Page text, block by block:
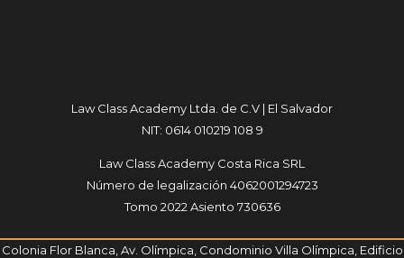
Law Class Academy Ltda. de C.V | El Salvador
NIT: 0614 010219 108 9
Law Class Academy Costa Rica SRL
Número de legalización 4062001294723
Tomo 2022 Asiento 730636
Colonia Flor Blanca, Av. Olímpica, Condominio Villa Olímpica, Edificio